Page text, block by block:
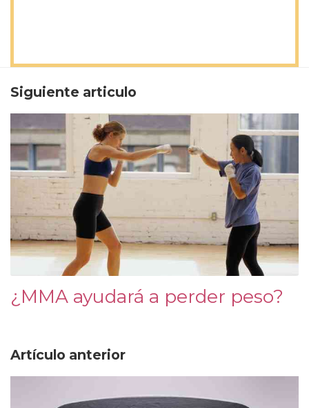
Siguiente articulo
¿MMA ayudará a perder peso?
Artículo anterior